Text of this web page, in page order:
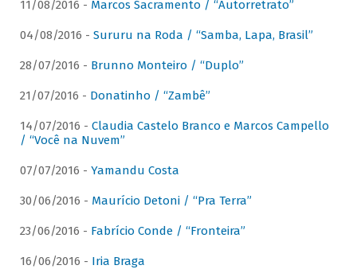
11/08/2016 - Marcos Sacramento / “Autorretrato”
04/08/2016 - Sururu na Roda / “Samba, Lapa, Brasil”
28/07/2016 - Brunno Monteiro / “Duplo”
21/07/2016 - Donatinho / “Zambê”
14/07/2016 - Claudia Castelo Branco e Marcos Campello
/ “Você na Nuvem”
07/07/2016 - Yamandu Costa
30/06/2016 - Maurício Detoni / “Pra Terra”
23/06/2016 - Fabrício Conde / “Fronteira”
16/06/2016 - Iria Braga